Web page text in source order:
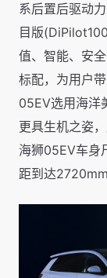
系后置后驱动
目版
值、智能、安
标配，为用户
05EV选用海洋
更具生机之姿
海狮05EV车
距到达2720mm